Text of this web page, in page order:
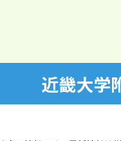
近畿大学